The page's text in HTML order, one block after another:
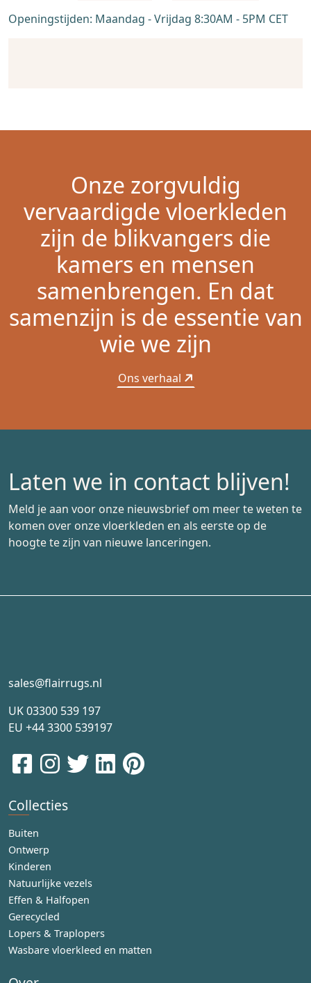
Openingstijden: Maandag - Vrijdag 8:30AM - 5PM CET
Onze zorgvuldig
vervaardigde vloerkleden
zijn de blikvangers die
kamers en mensen
samenbrengen. En dat
samenzijn is de essentie van
wie we zijn
Ons verhaal
Laten we in contact blijven!
Meld je aan voor onze nieuwsbrief om meer te weten te
komen over onze vloerkleden en als eerste op de
hoogte te zijn van nieuwe lanceringen.
sales@flairrugs.nl
UK03300 539 197
EU +44 3300 539197
Collecties
Buiten
Ontwerp
Kinderen
Natuurlijke vezels
Effen & Halfopen
Gerecycled
Lopers & Traplopers
Wasbare vloerkleed en matten